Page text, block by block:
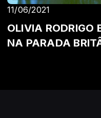
11/06/2021
OLIVIA RODRIGO
NA PARADA